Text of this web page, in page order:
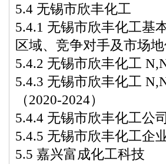
5.4 无锡市欣丰化工
5.4.1 无锡市欣丰化工基
区域、竞争对手及市场
5.4.2 无锡市欣丰化工
5.4.3 无锡市欣丰化工
（2020-2024）
5.4.4 无锡市欣丰化工公
5.4.5 无锡市欣丰化工企
5.5 嘉兴富成化工科技